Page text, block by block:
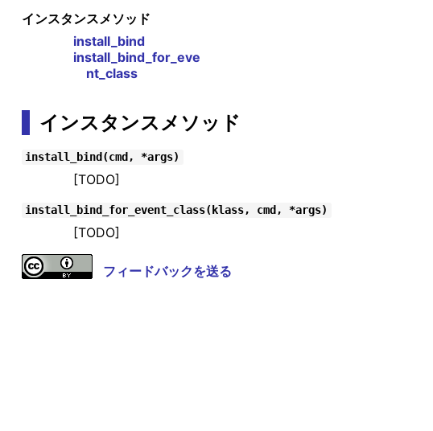
インスタンスメソッド
install_bind
install_bind_for_eve
nt_class
インスタンスメソッド
install_bind(cmd, *args)
[TODO]
install_bind_for_event_class(klass, cmd, *args)
[TODO]
フィードバックを送る